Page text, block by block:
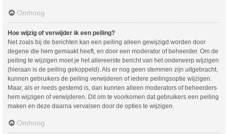
Omhoog
Hoe wijzig of verwijder ik een peiling?
Net zoals bij de berichten kan een peiling alleen gewijzigd worden door
degene die hem gemaakt heeft, en door een moderator of beheerder. Om de
peiling te wijzigen moet je het allereerste bericht van het onderwerp wijzigen
(hieraan is de peiling gekoppeld). Als er nog geen stemmen zijn uitgebracht,
kunnen gebruikers de peiling verwijderen of iedere peilingsoptie wijzigen.
Maar, als er reeds gestemd is, dan kunnen alleen moderators of beheerders
hem wijzigen of verwijderen. Dit om te voorkomen dat gebruikers een peiling
maken en deze daarna vervalsen door de opties te wijzigen.
Omhoog